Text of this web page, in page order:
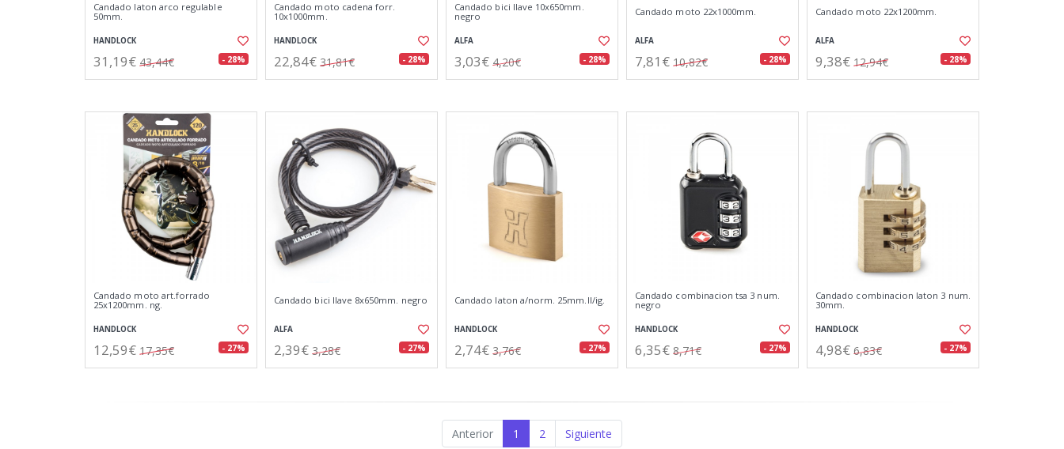
Candado laton arco regulable
50mm.
HANDLOCK
31,19€ 43,44€ - 28%
Candado moto cadena forr.
10x1000mm.
HANDLOCK
22,84€ 31,81€ - 28%
Candado bici llave 10x650mm.
negro
ALFA
3,03€ 4,20€ - 28%
Candado moto 22x1000mm.
ALFA
7,81€ 10,82€ - 28%
Candado moto 22x1200mm.
ALFA
9,38€ 12,94€ - 28%
Candado moto art.forrado
25x1200mm. ng.
HANDLOCK
12,59€ 17,35€ - 27%
Candado bici llave 8x650mm. negro
ALFA
2,39€ 3,28€ - 27%
Candado laton a/norm. 25mm.ll/ig.
HANDLOCK
2,74€ 3,76€ - 27%
Candado combinacion tsa 3 num.
negro
HANDLOCK
6,35€ 8,71€ - 27%
Candado combinacion laton 3 num.
30mm.
HANDLOCK
4,98€ 6,83€ - 27%
Anterior 1 2 Siguiente